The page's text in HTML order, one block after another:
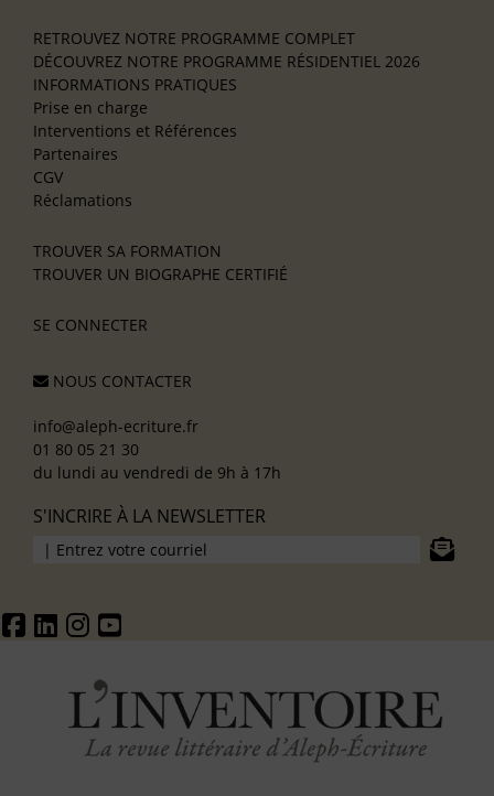
RETROUVEZ NOTRE PROGRAMME COMPLET
DÉCOUVREZ NOTRE PROGRAMME RÉSIDENTIEL 2026
INFORMATIONS PRATIQUES
Prise en charge
Interventions et Références
Partenaires
CGV
Réclamations
TROUVER SA FORMATION
TROUVER UN BIOGRAPHE CERTIFIÉ
SE CONNECTER
NOUS CONTACTER
info@aleph-ecriture.fr
01 80 05 21 30
du lundi au vendredi de 9h à 17h
S'INCRIRE À LA NEWSLETTER